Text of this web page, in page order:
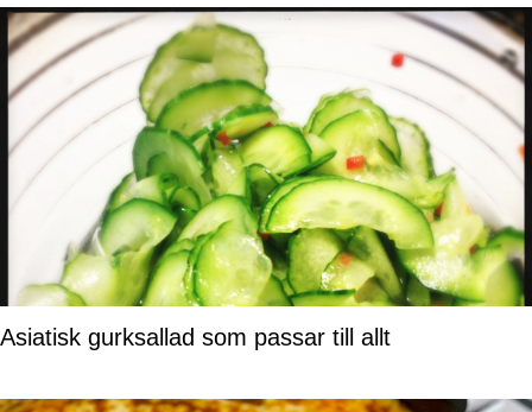
Asiatisk gurksallad som passar till allt